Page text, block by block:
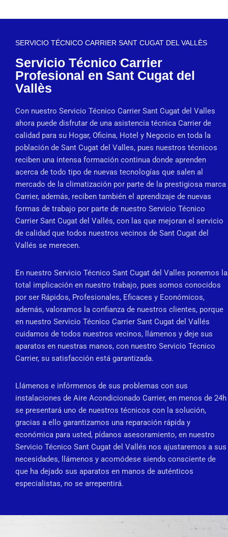
SERVICIO TÉCNICO CARRIER SANT CUGAT DEL VALLÈS
Servicio Técnico Carrier
Profesional en Sant Cugat del
Vallès
Con nuestro Servicio Técnico Carrier Sant Cugat del Valles
ahora puede disfrutar de una asistencia técnica Carrier de
calidad para su Hogar, Oficina, Hotel y Negocio en toda la
población de Sant Cugat del Valles, pues nuestros técnicos
reciben una intensa formación continua donde aprenden
acerca de todo tipo de nuevas tecnologías que salen al
mercado de la climatización por parte de la prestigiosa marca
Carrier, además, reciben también el aprendizaje de nuevas
formas de trabajo por parte de nuestro Servicio Técnico
Carrier Sant Cugat del Vallés, con las que mejoran el servicio
de calidad que todos nuestros vecinos de Sant Cugat del
Vallés se merecen.
En nuestro Servicio Técnico Sant Cugat del Valles ponemos la
total implicación en nuestro trabajo, pues somos conocidos
por ser Rápidos, Profesionales, Eficaces y Económicos,
además, valoramos la confianza de nuestros clientes, porque
en nuestro Servicio Técnico Carrier Sant Cugat del Vallés
cuidamos de todos nuestros vecinos, llámenos y deje sus
aparatos en nuestras manos, con nuestro Servicio Técnico
Carrier, su satisfacción está garantizada.
Llámenos e infórmenos de sus problemas con sus
instalaciones de Aire Acondicionado Carrier, en menos de 24h
se presentará uno de nuestros técnicos con la solución,
gracias a ello garantizamos una reparación rápida y
económica para usted, pídanos asesoramiento, en nuestro
Servicio Técnico Sant Cugat del Vallés nos ajustaremos a sus
necesidades, llámenos y acomódese siendo consciente de
que ha dejado sus aparatos en manos de auténticos
especialistas, no se arrepentirá.